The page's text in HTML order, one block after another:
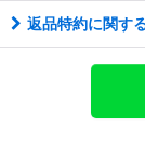
返品特約に関す